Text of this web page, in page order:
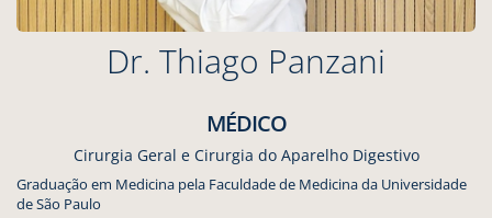
Dr. Thiago Panzani
MÉDICO
Cirurgia Geral e Cirurgia do Aparelho Digestivo
Graduação em Medicina pela Faculdade de Medicina da Universidade
de São Paulo